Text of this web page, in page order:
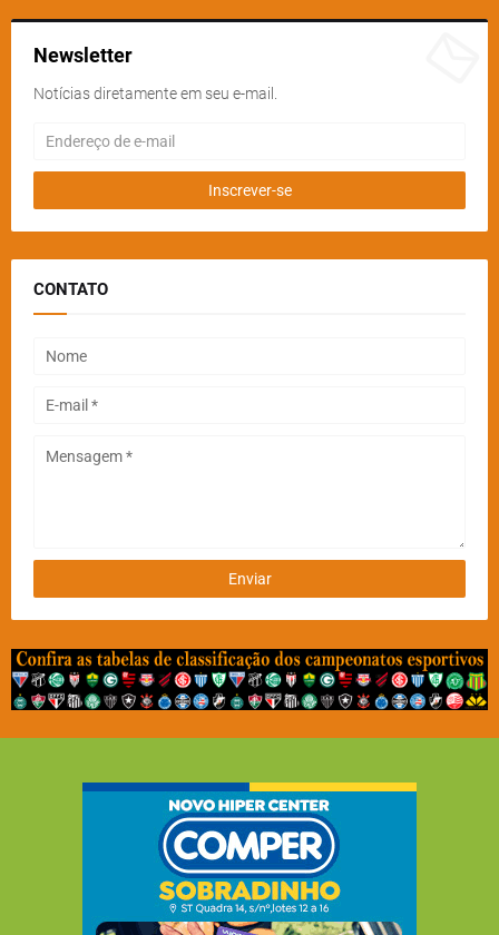
Newsletter
Notícias diretamente em seu e-mail.
CONTATO